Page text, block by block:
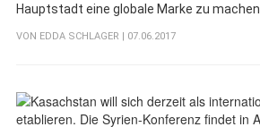
Hauptstadt eine globale Marke zu machen.
VON EDDA SCHLAGER | 07.06.2017